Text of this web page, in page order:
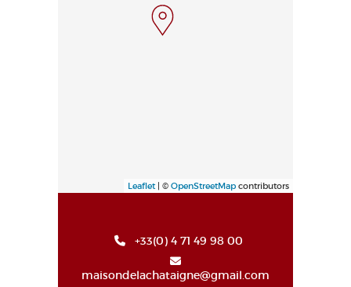
Leaflet| © OpenStreetMap contributors
+33(0) 4 71 49 98 00
maisondelachataigne@gmail.com